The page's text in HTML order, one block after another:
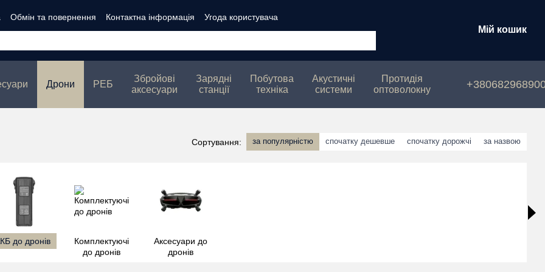
Обмін та повернення Контактна інформація
Угода користувача
Мій кошик
Дрони РЕБ
Збройові
аксесуари
Зарядні
станції
Побутова
техніка
Акустичні
системи
Протидія
оптоволокну
Сортування: за популярністю спочатку дешевше спочатку дорожчі за назвою
до дронів
Комплектуючі
до дронів
Аксесуари до
дронів